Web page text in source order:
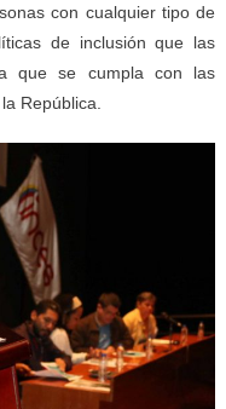
con cualquier tipo de
de inclusión que las
que se cumpla con las
República.